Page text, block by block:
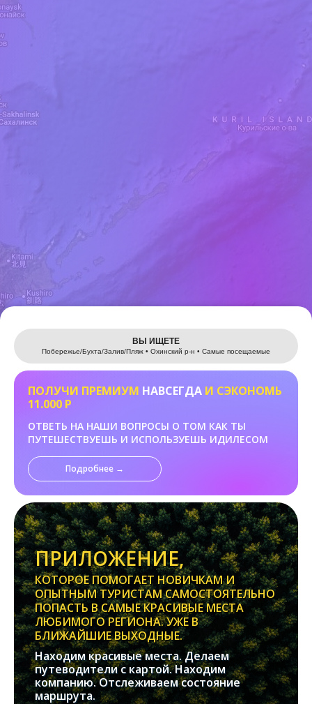
Leaflet
ВЫ ИЩЕТЕ
Побережье/Бухта/Залив/Пляж • Охинский р-н • Самые посещаемые
ПОЛУЧИ ПРЕМИУМ НАВСЕГДА И СЭКОНОМЬ
11.000 Р
ОТВЕТЬ НА НАШИ ВОПРОСЫ О ТОМ КАК ТЫ
ПУТЕШЕСТВУЕШЬ И ИСПОЛЬЗУЕШЬ ИДИЛЕСОМ
Подробнее →
ПРИЛОЖЕНИЕ,
КОТОРОЕ ПОМОГАЕТ НОВИЧКАМ И
ОПЫТНЫМ ТУРИСТАМ САМОСТОЯТЕЛЬНО
ПОПАСТЬ В САМЫЕ КРАСИВЫЕ МЕСТА
ЛЮБИМОГО РЕГИОНА. УЖЕ В
БЛИЖАЙШИЕ ВЫХОДНЫЕ.
Находим красивые места. Делаем
путеводители с картой. Находим
компанию. Отслеживаем состояние
маршрута.